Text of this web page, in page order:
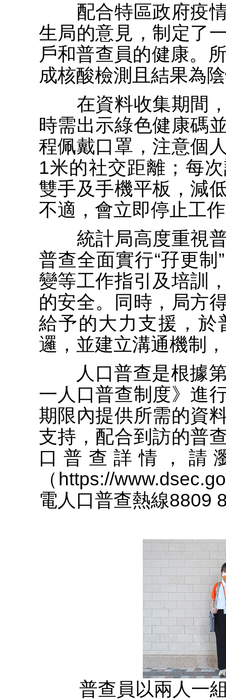
配合特區政府疫情
生局的意見，制定了
戶和普查員的健康。
成核酸檢測且結果為
在資料收集期間，
時需出示綠色健康碼
程佩戴口罩，注意個
1米的社交距離；每
雙手及手機平板，減
不適，會立即停止工
統計局高度重視普
普查全面實行“孖更
變等工作指引及培訓
的安全。同時，局方
給予的大力支援，於
邏，並建立溝通機制
人口普查是根據第
一人口普查制度》進
期限內提供所需的資
支持，配合到訪的普
口普查詳情，請
（https://
電人口普查熱線8809
普查員以兩人一